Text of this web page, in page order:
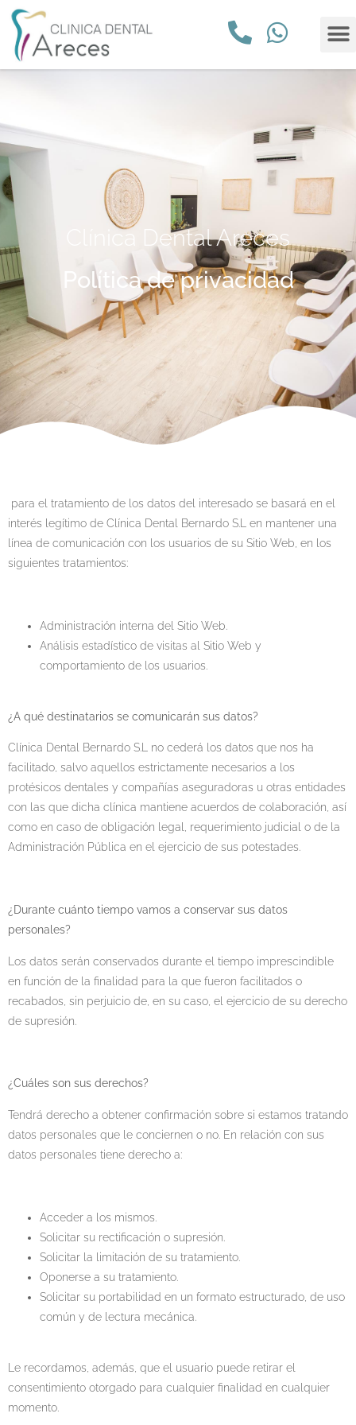
Clínica Dental Areces
Política de privacidad
para el tratamiento de los datos del interesado se basará en el
interés legítimo de Clínica Dental Bernardo S.L en mantener una
línea de comunicación con los usuarios de su Sitio Web, en los
siguientes tratamientos:
Administración interna del Sitio Web.
Análisis estadístico de visitas al Sitio Web y
comportamiento de los usuarios.
¿A qué destinatarios se comunicarán sus datos?
Clínica Dental Bernardo S.L no cederá los datos que nos ha
facilitado, salvo aquellos estrictamente necesarios a los
protésicos dentales y compañías aseguradoras u otras entidades
con las que dicha clínica mantiene acuerdos de colaboración, así
como en caso de obligación legal, requerimiento judicial o de la
Administración Pública en el ejercicio de sus potestades.
¿Durante cuánto tiempo vamos a conservar sus datos
personales?
Los datos serán conservados durante el tiempo imprescindible
en función de la finalidad para la que fueron facilitados o
recabados, sin perjuicio de, en su caso, el ejercicio de su derecho
de supresión.
¿Cuáles son sus derechos?
Tendrá derecho a obtener confirmación sobre si estamos tratando
datos personales que le conciernen o no. En relación con sus
datos personales tiene derecho a:
Acceder a los mismos.
Solicitar su rectificación o supresión.
Solicitar la limitación de su tratamiento.
Oponerse a su tratamiento.
Solicitar su portabilidad en un formato estructurado, de uso
común y de lectura mecánica.
Le recordamos, además, que el usuario puede retirar el
consentimiento otorgado para cualquier finalidad en cualquier
momento.